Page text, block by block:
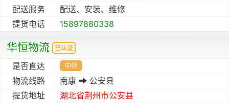
配送服务
配送、安装、维修
提货电话
15897880338
华恒物流 已认证
是否直达 中转
物流线路 南康
公安县
提货地址
湖北省荆州市公安县